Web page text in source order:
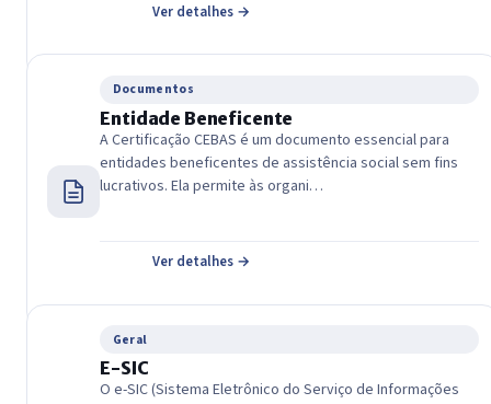
Ver detalhes →
Documentos
Entidade Beneficente
A Certificação CEBAS é um documento essencial para
entidades beneficentes de assistência social sem fins
lucrativos. Ela permite às organi…
Ver detalhes →
Geral
E-SIC
O e-SIC (Sistema Eletrônico do Serviço de Informações